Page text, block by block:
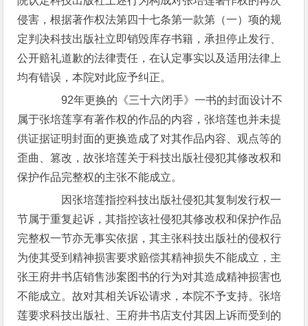
侵害，根据著作权法第四十七条第一款第（一）项的规
定判决科技出版社立即销毁库存书籍，承担停止发行、
公开赔礼道歉的法律责任，在认定事实以及适用法律上
均有错误，本院对此应予纠正。
92年更换的《三十六闭手》一书的封面设计不
属于张培莲享有著作权的作品的内容，张培莲也并未提
供证据证明封面的更换造成了对其作品内容、观点等的
歪曲、篡改，故张培莲关于科技出版社侵犯其修改权和
保护作品完整权的主张不能成立。
因张培莲指控科技出版社侵犯其复制发行权一
节属于重复起诉，其指控该社侵犯其修改权和保护作品
完整权一节亦无事实依据，其主张科技出版社的侵权行
为使其受到精神损害要求赔偿其精神损失不能成立，主
张王府井书店销售涉案图书的行为对其造成精神损害也
不能成立。故对其相关诉讼请求，本院不予支持。张培
莲要求科技出版社、王府井书店支付其因上诉而受到的